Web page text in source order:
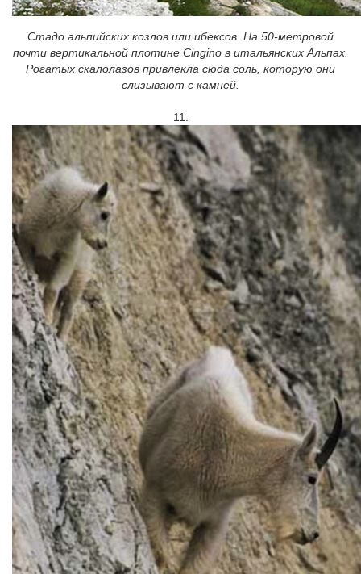
Стадо альпийских козлов или ибексов. На 50-метровой
почти вертикальной плотине Cingino в итальянских Альпах.
Рогатых скалолазов привлекла сюда соль, которую они
слизывают с камней.
11.